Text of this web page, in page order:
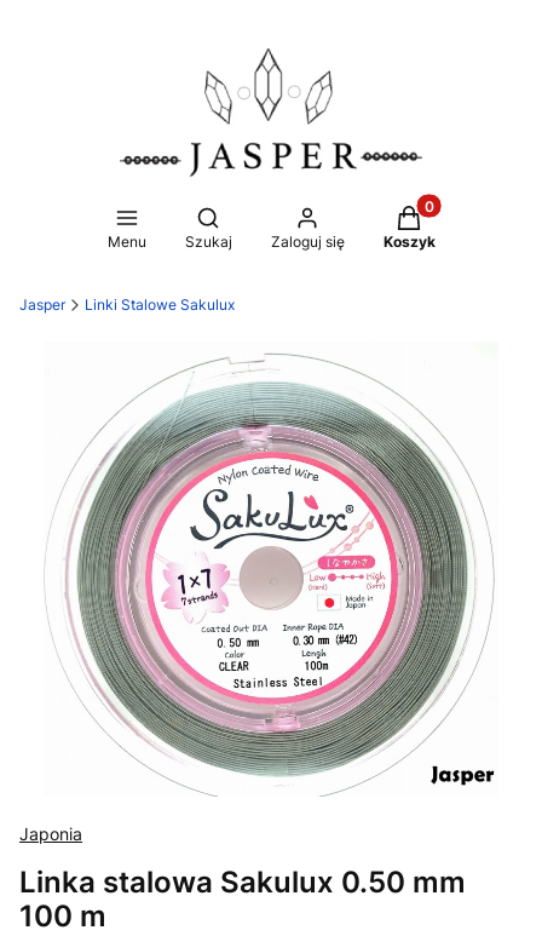
Menu
Otwórz wyszukiwarkę
Szukaj Zaloguj się
Produkty w
Koszyk
Jasper Linki Stalowe Sakulux
Japonia
Linka stalowa Sakulux 0.50 mm
100 m